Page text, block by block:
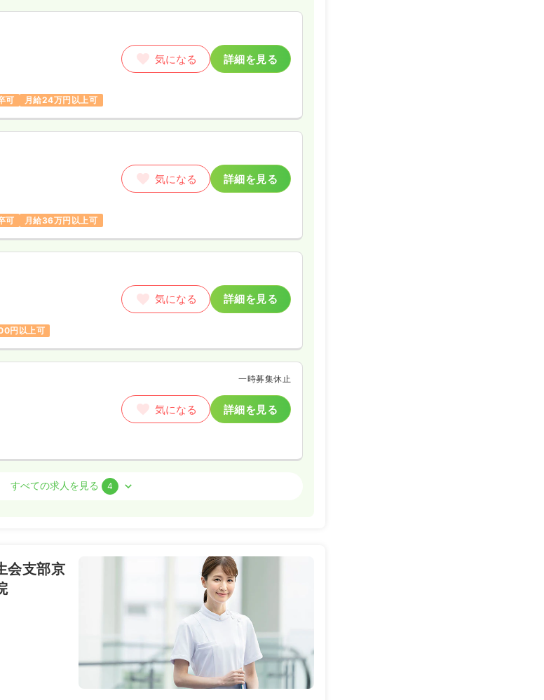
可 月給24万円以上可
気になる 詳細を見る
可 月給36万円以上可
気になる 詳細を見る
円以上可
気になる 詳細を見る
一時募集休止
気になる 詳細を見る
円以上可
一時募集休止
気になる 詳細を見る
すべての求人を見る 4
会支部京